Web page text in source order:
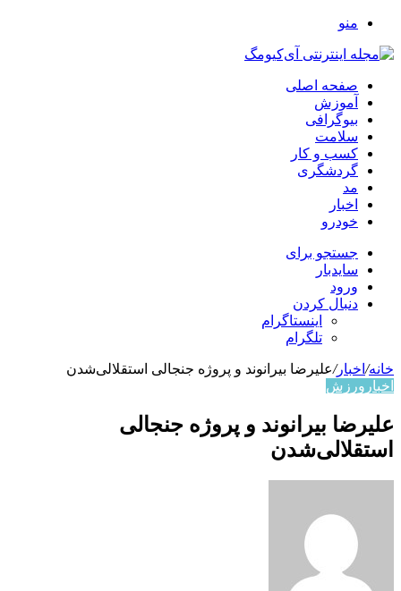
منو
صفحه اصلی
آموزش
بیوگرافی
سلامت
کسب و کار
گردشگری
مد
اخبار
خودرو
جستجو برای
سایدبار
ورود
دنبال کردن
اینستاگرام
تلگرام
خانه/ اخبار/علیرضا بیرانوند و پروژه جنجالی استقلالی‌شدن
اخبار ورزش
علیرضا بیرانوند و پروژه جنجالی
استقلالی‌شدن